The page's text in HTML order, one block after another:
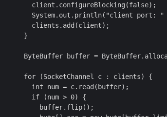
        client.configureBlocking(false);
System.out.println("client port:
        clients.add(client);
      }
ByteBuffer buffer =
      for (SocketChannel c : clients) {
        int num = c.read(buffer);
        if (num > 0) {
          buffer.flip();